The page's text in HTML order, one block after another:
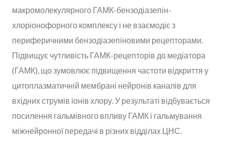
макромолекулярного ГАМК-бензодіазепін-
хлоріонофорного комплексу і не взаємодіє з
периферичними бензодіазепіновими рецепторами.
Підвищує чутливість ГАМК-рецепторів до медіатора
(ГАМК), що зумовлює підвищення частоти відкриття у
цитоплазматичній мембрані нейронів каналів для
вхідних струмів іонів хлору. У результаті відбувається
посилення гальмівного впливу ГАМК і гальмування
міжнейронної передачі в різних відділах ЦНС.